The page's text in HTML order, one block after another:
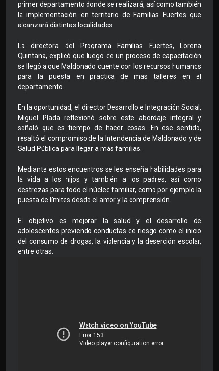
primer departamento donde se realizará, así como también
la implementación en territorio de Familias Fuertes que
alcanzará distintas localidades.
La directora del Programa Familias Fuertes, Lorena
Quintana, explicó que luego de un proceso de capacitación
se llegó a que Maldonado cuente con los recursos humanos
para la puesta en práctica de más talleres en el
departamento.
En la oportunidad, el director Desarrollo e Integración Social,
Miguel Plada reflexionó sobre este abordaje integral y
señaló que es tiempo de hacer cosas. En ese sentido,
resaltó el compromiso de la Intendencia de Maldonado y de
Salud Pública para llegar a más familias.
Mediante estos encuentros se les enseña habilidades para
la vida a los hijos y también a los padres, así como
destrezas para todo el núcleo familiar, como por ejemplo la
puesta de límites desde el amor y la comprensión.
El objetivo es mejorar la salud y el desarrollo de
adolescentes previendo conductas de riesgo como el inicio
del consumo de drogas, la violencia y la deserción escolar,
entre otras.